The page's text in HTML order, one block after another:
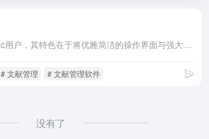
# 文献管理 # 文献管理软件
没有了